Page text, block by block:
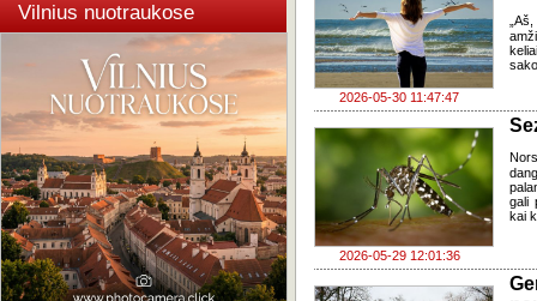
Vilnius nuotraukose
2026-05-30 11:47:47
2026-05-29 12:01:36
gali
kai